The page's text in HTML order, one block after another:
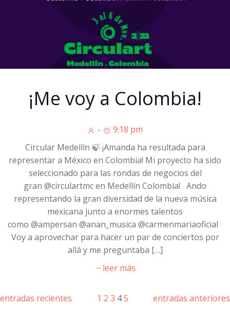
¡Me voy a Colombia!
-
9:18 pm
Circular Medellín 🍃 ¡Amanda ha resultada para
representar a México en Colombia! Mi proyecto ha sido
seleccionado para las rondas de negocios del
gran @circulartmc en Medellín Colombia! Ando
representando la gran diversidad de la nueva música
mexicana junto a enormes talentos
como @ampersan @anan_musica @carmenmariaoficial
Voy a aprovechar para hacer un par de conciertos por
allá y me preguntaba […]
leer más
entradas recientes 1 2 3 4 5 entradas anteriores